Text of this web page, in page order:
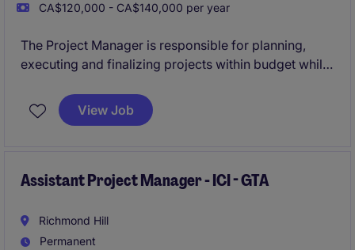
CA$120,000 - CA$140,000 per year
The Project Manager is responsible for planning,
executing and finalizing projects within budget while
resources and coordinating the efforts of team
members and third-party contractors or consultants
View Job
Assistant Project Manager - ICI - GTA
Richmond Hill
Permanent